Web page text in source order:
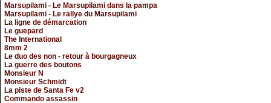
Marsupilami - Le Marsupilami dans la pampa
Marsupilami - Le rallye du Marsupilami
La ligne de démarcation
Le guepard
The International
8mm 2
Le duo des non - retour à bourgagneux
La guerre des boutons
Monsieur N
Monsieur Schmidt
La piste de Santa Fe v2
Commando assassin